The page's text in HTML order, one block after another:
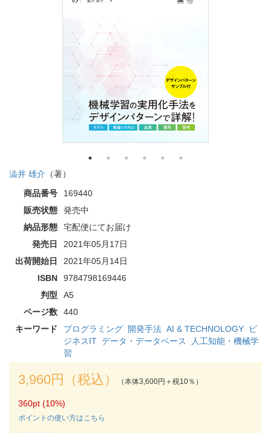
澁井 雄介 （著）
商品番号
169440
販売状態
発売中
納品形態
宅配便にてお届け
発売日
2021年05月17日
出荷開始日
2021年05月14日
ISBN
9784798169446
判型
A5
ページ数
440
キーワード
プログラミング 開発手法 AI & TECHNOLOGY
ビ
ジネスIT データ・データベース
人工知能・機械学
習
3,960円（税込） （本体3,600円＋税10％）
360pt (10%)
ポイントの使い方はこちら